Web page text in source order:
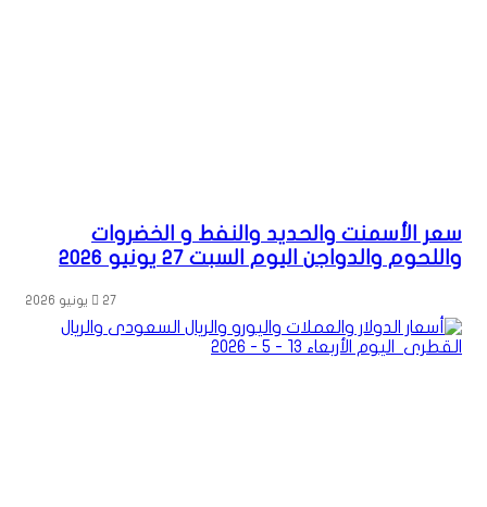
سعر الأسمنت والحديد والنفط و الخضروات
واللحوم والدواجن اليوم السبت 27 يونيو 2026
27 يونيو 2026